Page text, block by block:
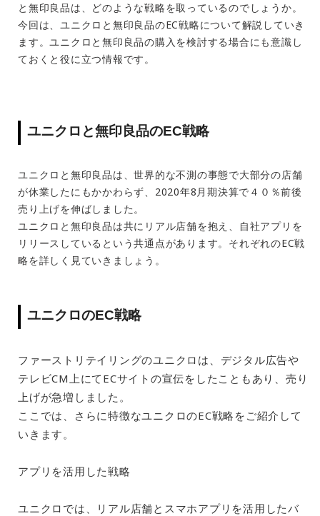
と無印良品は、どのような戦略を取っているのでしょうか。
今回は、ユニクロと無印良品のEC戦略について解説していき
ます。ユニクロと無印良品の購入を検討する場合にも意識し
ておくと役に立つ情報です。
ユニクロと無印良品のEC戦略
ユニクロと無印良品は、世界的な不測の事態で大部分の店舗
が休業したにもかかわらず、2020年8月期決算で４０％前後
売り上げを伸ばしました。
ユニクロと無印良品は共にリアル店舗を抱え、自社アプリを
リリースしているという共通点があります。それぞれのEC戦
略を詳しく見ていきましょう。
ユニクロのEC戦略
ファーストリテイリングのユニクロは、デジタル広告や
テレビCM上にてECサイトの宣伝をしたこともあり、売り
上げが急増しました。
ここでは、さらに特徴なユニクロのEC戦略をご紹介して
いきます。
アプリを活用した戦略
ユニクロでは、リアル店舗とスマホアプリを活用したバ